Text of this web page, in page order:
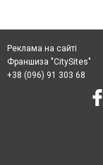
Реклама на сайті
Франшиза "CitySites"
+38 (096) 91 303 68